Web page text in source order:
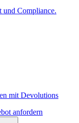
und Compliance.
mit Devolutions
anfordern